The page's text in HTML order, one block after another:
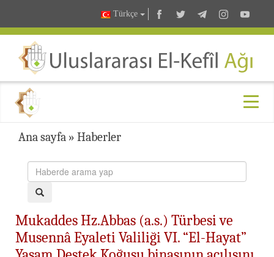
Türkçe
Ana sayfa » Haberler
Mukaddes Hz.Abbas (a.s.) Türbesi ve
Musennâ Eyaleti Valiliği VI. “El-Hayat”